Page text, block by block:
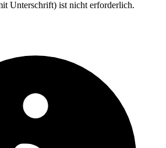
Unterschrift) ist nicht erforderlich.